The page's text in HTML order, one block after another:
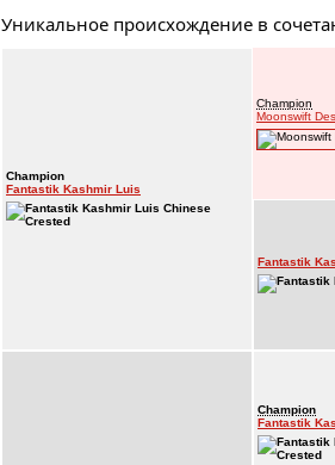
Уникальное происхождение в
Champion
Fantastik Kashmir Luis
Champion
Moonswift
Fantastik
Champion
Fantastik